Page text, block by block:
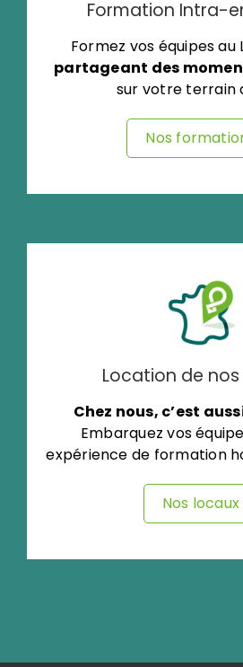
Formation Intra-
Formez vos équipes au
partageant des
sur votre terrain
Nos
Location de
Chez nous, c’est
Embarquez vos
expérience de formation
Nos locaux